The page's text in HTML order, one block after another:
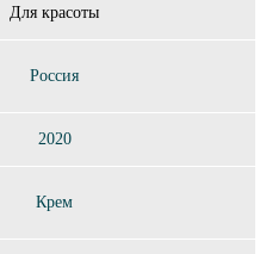
Для красоты
Россия
2020
Крем